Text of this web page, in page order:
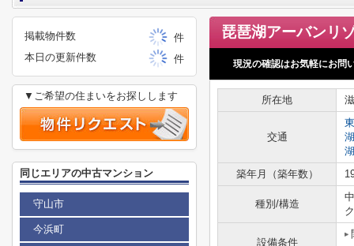
現況の確認はお気軽にお問
所在地
交通
築年月（築年数）
種別/構造
設備条件
掲載物件数
件
本日の更新件数
件
▼ご希望の住まいをお探しします
同じエリアの中古マンション
守山市
今浜町